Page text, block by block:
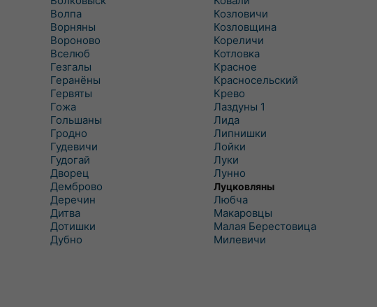
Волпа
Ворняны
Вороново
Вселюб
Гезгалы
Геранёны
Гервяты
Гожа
Гольшаны
Гродно
Гудевичи
Гудогай
Дворец
Демброво
Деречин
Дитва
Дотишки
Дубно
Козловичи
Козловщина
Кореличи
Котловка
Красное
Красносельский
Крево
Лаздуны 1
Лида
Липнишки
Лойки
Луки
Лунно
Луцковляны
Любча
Макаровцы
Малая Берестовица
Милевичи